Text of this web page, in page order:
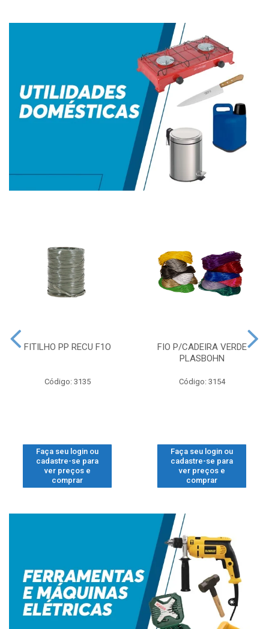
FITILHO PP RECU F1O
Código: 3135
Faça seu login ou
cadastre-se para
ver preços e
comprar
FIO P/CADEIRA VERDE
PLASBOHN
Código: 3154
Faça seu login ou
cadastre-se para
ver preços e
comprar